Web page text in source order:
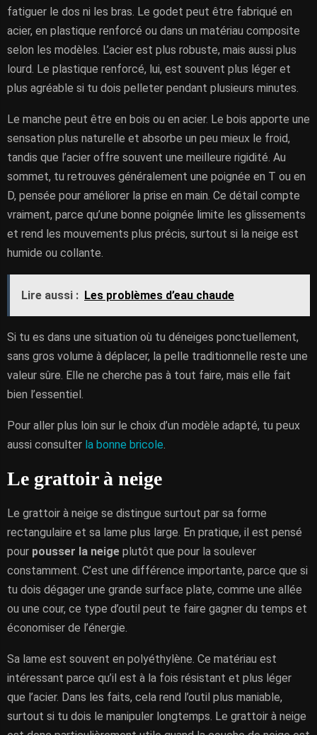
fatiguer le dos ni les bras. Le godet peut être fabriqué en
acier, en plastique renforcé ou dans un matériau composite
selon les modèles. L’acier est plus robuste, mais aussi plus
lourd. Le plastique renforcé, lui, est souvent plus léger et
plus agréable si tu dois pelleter pendant plusieurs minutes.
Le manche peut être en bois ou en acier. Le bois apporte une
sensation plus naturelle et absorbe un peu mieux le froid,
tandis que l’acier offre souvent une meilleure rigidité. Au
sommet, tu retrouves généralement une poignée en T ou en
D, pensée pour améliorer la prise en main. Ce détail compte
vraiment, parce qu’une bonne poignée limite les glissements
et rend les mouvements plus précis, surtout si la neige est
humide ou collante.
Lire aussi : Les problèmes d’eau chaude
Si tu es dans une situation où tu déneiges ponctuellement,
sans gros volume à déplacer, la pelle traditionnelle reste une
valeur sûre. Elle ne cherche pas à tout faire, mais elle fait
bien l’essentiel.
Pour aller plus loin sur le choix d’un modèle adapté, tu peux
aussi consulter la bonne bricole.
Le grattoir à neige
Le grattoir à neige se distingue surtout par sa forme
rectangulaire et sa lame plus large. En pratique, il est pensé
pour pousser la neige plutôt que pour la soulever
constamment. C’est une différence importante, parce que si
tu dois dégager une grande surface plate, comme une allée
ou une cour, ce type d’outil peut te faire gagner du temps et
économiser de l’énergie.
Sa lame est souvent en polyéthylène. Ce matériau est
intéressant parce qu’il est à la fois résistant et plus léger
que l’acier. Dans les faits, cela rend l’outil plus maniable,
surtout si tu dois le manipuler longtemps. Le grattoir à neige